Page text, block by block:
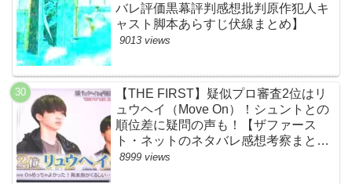
バレ評価黒幕評判感想批判原作犯人キ
ャスト脚本あらすじ伏線まとめ】
9013 views
【THE FIRST】疑似プロ審査2位はリ
ュウヘイ（Move On）！シュントとの
順位差に疑問の声も！【ザファース
ト・ネットのネタバレ感想考察まと
め・スッキリ・BE:FIRST・ビーファ
8999 views